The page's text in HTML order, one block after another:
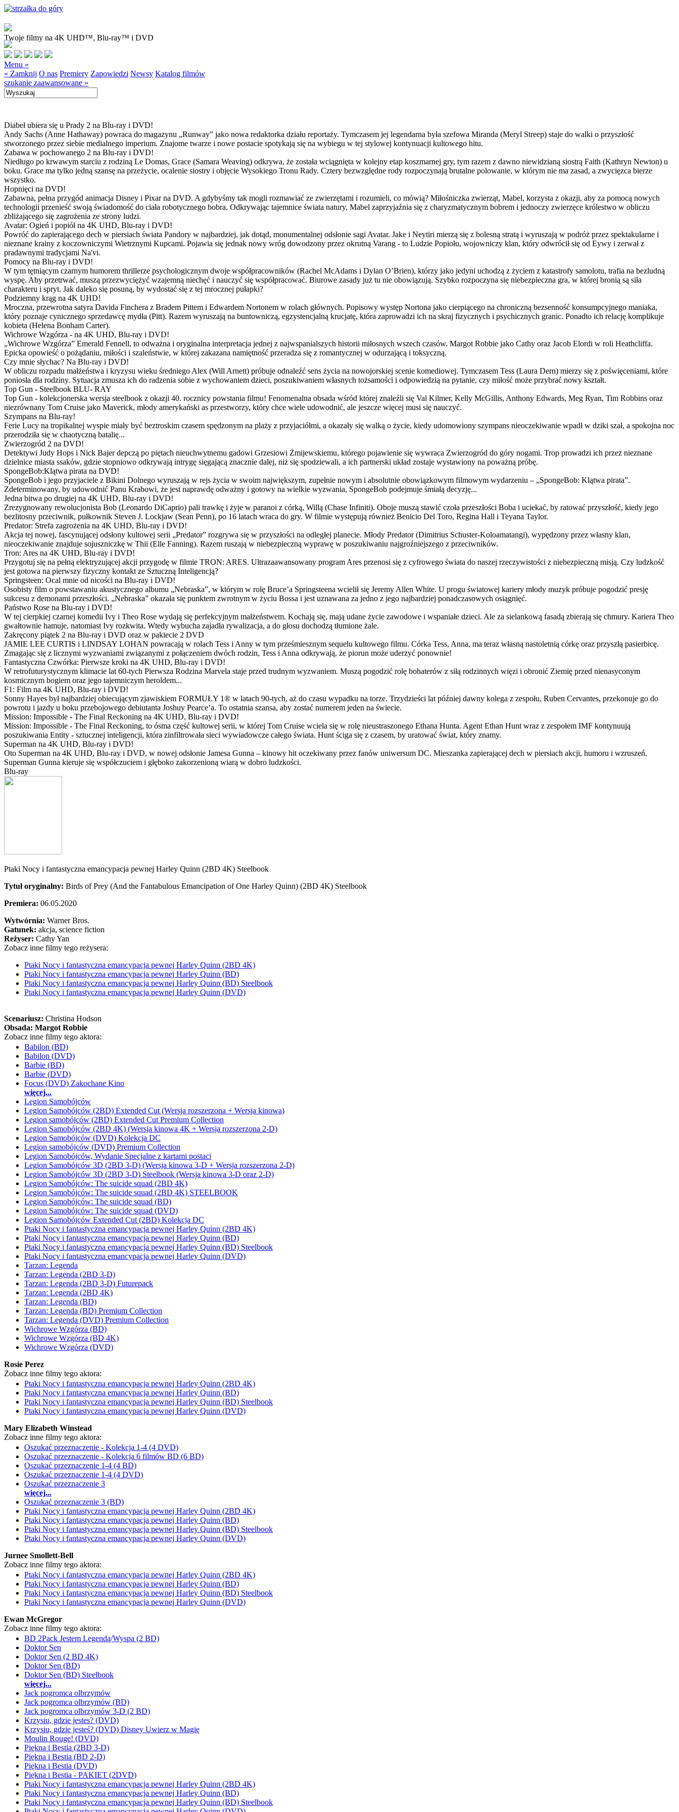
Twoje filmy na 4K UHD™, Blu-ray™ i DVD
Menu »
« Zamknij O nas Premiery Zapowiedzi Newsy Katalog filmów
szukanie zaawansowane »
Diabeł ubiera się u Prady 2 na Blu-ray i DVD!
Andy Sachs (Anne Hathaway) powraca do magazynu „Runway” jako nowa redaktorka działu reportaży. Tymczasem jej legendarna była szefowa Miranda (Meryl Streep) staje do walki o przyszłość
stworzonego przez siebie medialnego imperium. Znajome twarze i nowe postacie spotykają się na wybiegu w tej stylowej kontynuacji kultowego hitu.
Zabawa w pochowanego 2 na Blu-ray i DVD!
Niedługo po krwawym starciu z rodziną Le Domas, Grace (Samara Weaving) odkrywa, że została wciągnięta w kolejny etap koszmarnej gry, tym razem z dawno niewidzianą siostrą Faith (Kathryn Newton) u
boku. Grace ma tylko jedną szansę na przeżycie, ocalenie siostry i objęcie Wysokiego Tronu Rady. Cztery bezwzględne rody rozpoczynają brutalne polowanie, w którym nie ma zasad, a zwycięzca bierze
wszystko.
Hopnięci na DVD!
Zabawna, pełna przygód animacja Disney i Pixar na DVD. A gdybyśmy tak mogli rozmawiać ze zwierzętami i rozumieli, co mówią? Miłośniczka zwierząt, Mabel, korzysta z okazji, aby za pomocą nowych
technologii przenieść swoją świadomość do ciała robotycznego bobra. Odkrywając tajemnice świata natury, Mabel zaprzyjaźnia się z charyzmatycznym bobrem i jednoczy zwierzęce królestwo w obliczu
zbliżającego się zagrożenia ze strony ludzi.
Avatar: Ogień i popiół na 4K UHD, Blu-ray i DVD!
Powróć do zapierającego dech w piersiach świata Pandory w najbardziej, jak dotąd, monumentalnej odsłonie sagi Avatar. Jake i Neytiri mierzą się z bolesną stratą i wyruszają w podróż przez spektakularne i
nieznane krainy z koczowniczymi Wietrznymi Kupcami. Pojawia się jednak nowy wróg dowodzony przez okrutną Varang - to Ludzie Popiołu, wojowniczy klan, który odwrócił się od Eywy i zerwał z
pradawnymi tradycjami Na'vi.
Pomocy na Blu-ray i DVD!
W tym tętniącym czarnym humorem thrillerze psychologicznym dwoje współpracowników (Rachel McAdams i Dylan O’Brien), którzy jako jedyni uchodzą z życiem z katastrofy samolotu, trafia na bezludną
wyspę. Aby przetrwać, muszą przezwyciężyć wzajemną niechęć i nauczyć się współpracować. Biurowe zasady już tu nie obowiązują. Szybko rozpoczyna się niebezpieczna gra, w której bronią są siła
charakteru i spryt. Jak daleko się posuną, by wydostać się z tej mrocznej pułapki?
Podziemny krąg na 4K UHD!
Mroczna, przewrotna satyra Davida Finchera z Bradem Pittem i Edwardem Nortonem w rolach głównych. Popisowy występ Nortona jako cierpiącego na chroniczną bezsenność konsumpcyjnego maniaka,
który poznaje cynicznego sprzedawcę mydła (Pitt). Razem wyruszają na buntowniczą, egzystencjalną krucjatę, która zaprowadzi ich na skraj fizycznych i psychicznych granic. Ponadto ich relację komplikuje
kobieta (Helena Bonham Carter).
Wichrowe Wzgórza - na 4K UHD, Blu-ray i DVD!
„Wichrowe Wzgórza” Emerald Fennell, to odważna i oryginalna interpretacja jednej z najwspanialszych historii miłosnych wszech czasów. Margot Robbie jako Cathy oraz Jacob Elordi w roli Heathcliffa.
Epicka opowieść o pożądaniu, miłości i szaleństwie, w której zakazana namiętność przeradza się z romantycznej w odurzającą i toksyczną.
Czy mnie słychac? Na Blu-ray i DVD!
W obliczu rozpadu małżeństwa i kryzysu wieku średniego Alex (Will Arnett) próbuje odnaleźć sens życia na nowojorskiej scenie komediowej. Tymczasem Tess (Laura Dern) mierzy się z poświęceniami, które
poniosła dla rodziny. Sytuacja zmusza ich do radzenia sobie z wychowaniem dzieci, poszukiwaniem własnych tożsamości i odpowiedzią na pytanie, czy miłość może przybrać nowy kształt.
Top Gun - Steelbook BLU- RAY
Top Gun - kolekcjonerska wersja steelbook z okazji 40. rocznicy powstania filmu! Fenomenalna obsada wśród której znaleźli się Val Kilmer, Kelly McGillis, Anthony Edwards, Meg Ryan, Tim Robbins oraz
niezrównany Tom Cruise jako Maverick, młody amerykański as przestworzy, który chce wiele udowodnić, ale jeszcze więcej musi się nauczyć.
Szympans na Blu-ray!
Ferie Lucy na tropikalnej wyspie miały być beztroskim czasem spędzonym na plaży z przyjaciółmi, a okazały się walką o życie, kiedy udomowiony szympans nieoczekiwanie wpadł w dziki szał, a spokojna noc
przerodziła się w chaotyczną batalię...
Zwierzogród 2 na DVD!
Detektywi Judy Hops i Nick Bajer depczą po piętach nieuchwytnemu gadowi Grzesiowi Żmijewskiemu, którego pojawienie się wywraca Zwierzogród do góry nogami. Trop prowadzi ich przez nieznane
dzielnice miasta ssaków, gdzie stopniowo odkrywają intrygę sięgającą znacznie dalej, niż się spodziewali, a ich partnerski układ zostaje wystawiony na poważną próbę.
SpongeBob:Klątwa pirata na DVD!
SpongeBob i jego przyjaciele z Bikini Dolnego wyruszają w rejs życia w swoim największym, zupełnie nowym i absolutnie obowiązkowym filmowym wydarzeniu – „SpongeBob: Klątwa pirata”.
Zdeterminowany, by udowodnić Panu Krabowi, że jest naprawdę odważny i gotowy na wielkie wyzwania, SpongeBob podejmuje śmiałą decyzję...
Jedna bitwa po drugiej na 4K UHD, Blu-ray i DVD!
Zrezygnowany rewolucjonista Bob (Leonardo DiCaprio) pali trawkę i żyje w paranoi z córką, Willą (Chase Infiniti). Oboje muszą stawić czoła przeszłości Boba i uciekać, by ratować przyszłość, kiedy jego
bezlitosny przeciwnik, pułkownik Steven J. Lockjaw (Sean Penn), po 16 latach wraca do gry. W filmie występują również Benicio Del Toro, Regina Hall i Teyana Taylor.
Predator: Strefa zagrożenia na 4K UHD, Blu-ray i DVD!
Akcja tej nowej, fascynującej odsłony kultowej serii „Predator” rozgrywa się w przyszłości na odległej planecie. Młody Predator (Dimitrius Schuster-Koloamatangi), wypędzony przez własny klan,
nieoczekiwanie znajduje sojuszniczkę w Thii (Elle Fanning). Razem ruszają w niebezpieczną wyprawę w poszukiwaniu najgroźniejszego z przeciwników.
Tron: Ares na 4K UHD, Blu-ray i DVD!
Przygotuj się na pełną elektryzującej akcji przygodę w filmie TRON: ARES. Ultrazaawansowany program Ares przenosi się z cyfrowego świata do naszej rzeczywistości z niebezpieczną misją. Czy ludzkość
jest gotowa na pierwszy fizyczny kontakt ze Sztuczną Inteligencją?
Springsteen: Ocal mnie od nicości na Blu-ray i DVD!
Osobisty film o powstawaniu akustycznego albumu „Nebraska”, w którym w rolę Bruce’a Springsteena wcielił się Jeremy Allen White. U progu światowej kariery młody muzyk próbuje pogodzić presję
sukcesu z demonami przeszłości. „Nebraska” okazała się punktem zwrotnym w życiu Bossa i jest uznawana za jedno z jego najbardziej ponadczasowych osiągnięć.
Państwo Rose na Blu-ray i DVD!
W tej cierpkiej czarnej komedii Ivy i Theo Rose wydają się perfekcyjnym małżeństwem. Kochają się, mają udane życie zawodowe i wspaniałe dzieci. Ale za sielankową fasadą zbierają się chmury. Kariera Theo
gwałtownie hamuje, natomiast Ivy rozkwita. Wtedy wybucha zajadła rywalizacja, a do głosu dochodzą tłumione żale.
Zakręcony piątek 2 na Blu-ray i DVD oraz w pakiecie 2 DVD
JAMIE LEE CURTIS i LINDSAY LOHAN powracają w rolach Tess i Anny w tym prześmiesznym sequelu kultowego filmu. Córka Tess, Anna, ma teraz własną nastoletnią córkę oraz przyszłą pasierbicę.
Zmagając się z licznymi wyzwaniami związanymi z połączeniem dwóch rodzin, Tess i Anna odkrywają, że piorun może uderzyć ponownie!
Fantastyczna Czwórka: Pierwsze kroki na 4K UHD, Blu-ray i DVD!
W retrofuturystycznym klimacie lat 60-tych Pierwsza Rodzina Marvela staje przed trudnym wyzwaniem. Muszą pogodzić rolę bohaterów z siłą rodzinnych więzi i obronić Ziemię przed nienasyconym
kosmicznym bogiem oraz jego tajemniczym heroldem...
F1: Film na 4K UHD, Blu-ray i DVD!
Sonny Hayes był najbardziej obiecującym zjawiskiem FORMUŁY 1® w latach 90-tych, aż do czasu wypadku na torze. Trzydzieści lat później dawny kolega z zespołu, Ruben Cervantes, przekonuje go do
powrotu i jazdy u boku przebojowego debiutanta Joshuy Pearce’a. To ostatnia szansa, aby zostać numerem jeden na świecie.
Mission: Impossible - The Final Reckoning na 4K UHD, Blu-ray i DVD!
Mission: Impossible - The Final Reckoning, to ósma część kultowej serii, w której Tom Cruise wciela się w rolę nieustraszonego Ethana Hunta. Agent Ethan Hunt wraz z zespołem IMF kontynuują
poszukiwania Entity - sztucznej inteligencji, która zinfiltrowała sieci wywiadowcze całego świata. Hunt ściga się z czasem, by uratować świat, który znamy.
Superman na 4K UHD, Blu-ray i DVD!
Oto Superman na 4K UHD, Blu-ray i DVD, w nowej odsłonie Jamesa Gunna – kinowy hit oczekiwany przez fanów uniwersum DC. Mieszanka zapierającej dech w piersiach akcji, humoru i wzruszeń.
Superman Gunna kieruje się współczuciem i głęboko zakorzenioną wiarą w dobro ludzkości.
Blu-ray
Ptaki Nocy i fantastyczna emancypacja pewnej Harley Quinn (2BD 4K) Steelbook
Tytuł oryginalny: Birds of Prey (And the Fantabulous Emancipation of One Harley Quinn) (2BD 4K) Steelbook
Premiera: 06.05.2020
Wytwórnia: Warner Bros.
Gatunek: akcja, science fiction
Reżyser: Cathy Yan
Zobacz inne filmy tego reżysera:
Ptaki Nocy i fantastyczna emancypacja pewnej Harley Quinn (2BD 4K)
Ptaki Nocy i fantastyczna emancypacja pewnej Harley Quinn (BD)
Ptaki Nocy i fantastyczna emancypacja pewnej Harley Quinn (BD) Steelbook
Ptaki Nocy i fantastyczna emancypacja pewnej Harley Quinn (DVD)
Scenariusz: Christina Hodson
Obsada: Margot Robbie
Zobacz inne filmy tego aktora:
Babilon (BD)
Babilon (DVD)
Barbie (BD)
Barbie (DVD)
Focus (DVD) Zakochane Kino
więcej...
Legion Samobójców
Legion Samobójców (2BD) Extended Cut (Wersja rozszerzona + Wersja kinowa)
Legion samobójców (2BD) Extended Cut Premium Collection
Legion Samobójców (2BD 4K) (Wersja kinowa 4K + Wersja rozszerzona 2-D)
Legion Samobójców (DVD) Kolekcja DC
Legion samobójców (DVD) Premium Collection
Legion Samobójców, Wydanie Specjalne z kartami postaci
Legion Samobójców 3D (2BD 3-D) (Wersja kinowa 3-D + Wersja rozszerzona 2-D)
Legion Samobójców 3D (2BD 3-D) Steelbook (Wersja kinowa 3-D oraz 2-D)
Legion Samobójców: The suicide squad (2BD 4K)
Legion Samobójców: The suicide squad (2BD 4K) STEELBOOK
Legion Samobójców: The suicide squad (BD)
Legion Samobójców: The suicide squad (DVD)
Legion Samobójców Extended Cut (2BD) Kolekcja DC
Ptaki Nocy i fantastyczna emancypacja pewnej Harley Quinn (2BD 4K)
Ptaki Nocy i fantastyczna emancypacja pewnej Harley Quinn (BD)
Ptaki Nocy i fantastyczna emancypacja pewnej Harley Quinn (BD) Steelbook
Ptaki Nocy i fantastyczna emancypacja pewnej Harley Quinn (DVD)
Tarzan: Legenda
Tarzan: Legenda (2BD 3-D)
Tarzan: Legenda (2BD 3-D) Futurepack
Tarzan: Legenda (2BD 4K)
Tarzan: Legenda (BD)
Tarzan: Legenda (BD) Premium Collection
Tarzan: Legenda (DVD) Premium Collection
Wichrowe Wzgórza (BD)
Wichrowe Wzgórza (BD 4K)
Wichrowe Wzgórza (DVD)
Rosie Perez
Zobacz inne filmy tego aktora:
Ptaki Nocy i fantastyczna emancypacja pewnej Harley Quinn (2BD 4K)
Ptaki Nocy i fantastyczna emancypacja pewnej Harley Quinn (BD)
Ptaki Nocy i fantastyczna emancypacja pewnej Harley Quinn (BD) Steelbook
Ptaki Nocy i fantastyczna emancypacja pewnej Harley Quinn (DVD)
Mary Elizabeth Winstead
Zobacz inne filmy tego aktora:
Oszukać przeznaczenie - Kolekcja 1-4 (4 DVD)
Oszukać przeznaczenie - Kolekcja 6 filmów BD (6 BD)
Oszukać przeznaczenie 1-4 (4 BD)
Oszukać przeznaczenie 1-4 (4 DVD)
Oszukać przeznaczenie 3
więcej...
Oszukać przeznaczenie 3 (BD)
Ptaki Nocy i fantastyczna emancypacja pewnej Harley Quinn (2BD 4K)
Ptaki Nocy i fantastyczna emancypacja pewnej Harley Quinn (BD)
Ptaki Nocy i fantastyczna emancypacja pewnej Harley Quinn (BD) Steelbook
Ptaki Nocy i fantastyczna emancypacja pewnej Harley Quinn (DVD)
Jurnee Smollett-Bell
Zobacz inne filmy tego aktora:
Ptaki Nocy i fantastyczna emancypacja pewnej Harley Quinn (2BD 4K)
Ptaki Nocy i fantastyczna emancypacja pewnej Harley Quinn (BD)
Ptaki Nocy i fantastyczna emancypacja pewnej Harley Quinn (BD) Steelbook
Ptaki Nocy i fantastyczna emancypacja pewnej Harley Quinn (DVD)
Ewan McGregor
Zobacz inne filmy tego aktora:
BD 2Pack Jestem Legendą/Wyspa (2 BD)
Doktor Sen
Doktor Sen (2 BD 4K)
Doktor Sen (BD)
Doktor Sen (BD) Steelbook
więcej...
Jack pogromca olbrzymów
Jack pogromca olbrzymów (BD)
Jack pogromca olbrzymów 3-D (2 BD)
Krzysiu, gdzie jestes? (DVD)
Krzysiu, gdzie jesteś? (DVD) Disney Uwierz w Magię
Moulin Rouge! (DVD)
Piękna i Bestia (2BD 3-D)
Piękna i Bestia (BD 2-D)
Piękna i Bestia (DVD)
Piękna i Bestia - PAKIET (2DVD)
Ptaki Nocy i fantastyczna emancypacja pewnej Harley Quinn (2BD 4K)
Ptaki Nocy i fantastyczna emancypacja pewnej Harley Quinn (BD)
Ptaki Nocy i fantastyczna emancypacja pewnej Harley Quinn (BD) Steelbook